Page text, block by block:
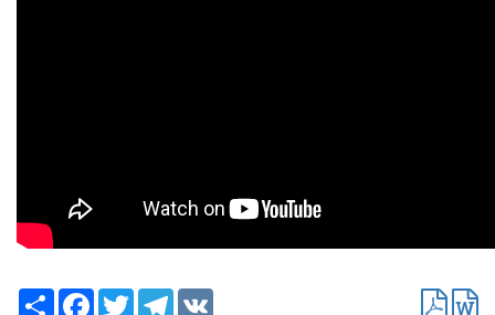
РесурсFacebook
TwitterTelegram